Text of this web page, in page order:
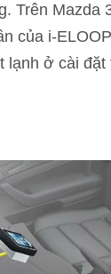
Trên Mazda
của i-
ở cài đặt